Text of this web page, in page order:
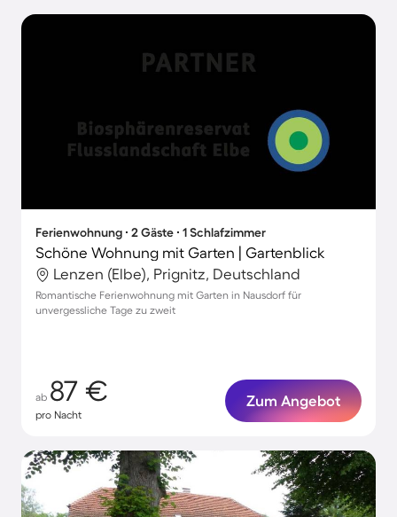
Ferienwohnung ∙ 2 Gäste ∙ 1 Schlafzimmer
Schöne Wohnung mit Garten | Gartenblick
Lenzen (Elbe), Prignitz, Deutschland
Romantische Ferienwohnung mit Garten in Nausdorf für
unvergessliche Tage zu zweit
ab 87 €
pro Nacht
Zum Angebot